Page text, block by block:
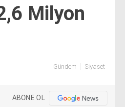
Milyon
Gündem Siyaset
ABONE OL